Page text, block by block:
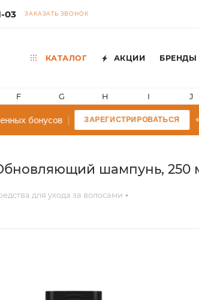
03 ЗАКАЗАТЬ ЗВОНОК
КАТАЛОГ АКЦИИ БРЕНДЫ
F G H I J
бонусов| ЗАРЕГИСТРИРОВАТЬСЯ
шампунь, 250
для ухода за волосами